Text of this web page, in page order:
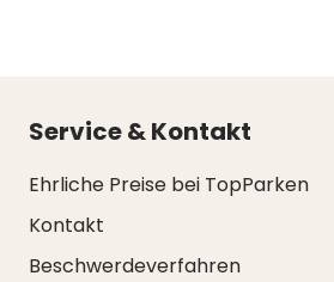
Service & Kontakt
Ehrliche Preise bei TopParken
Kontakt
Beschwerdeverfahren